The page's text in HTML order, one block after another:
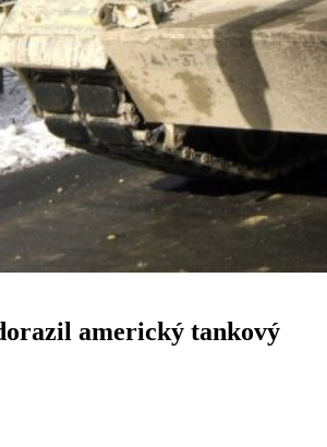
americký tankový